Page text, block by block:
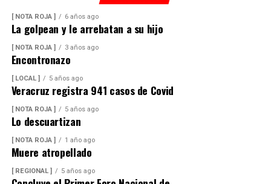
[ NOTA ROJA ] 6 años ago
La golpean y le arrebatan a su hijo
[ NOTA ROJA ] 3 años ago
Encontronazo
[ LOCAL ] 5 años ago
Veracruz registra 941 casos de Covid
[ NOTA ROJA ] 5 años ago
Lo descuartizan
[ NOTA ROJA ] 1 año ago
Muere atropellado
[ REGIONAL ] 5 años ago